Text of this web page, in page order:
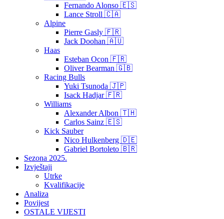
Fernando Alonso 🇪🇸
Lance Stroll 🇨🇦
Alpine
Pierre Gasly 🇫🇷
Jack Doohan 🇦🇺
Haas
Esteban Ocon 🇫🇷
Oliver Bearman 🇬🇧
Racing Bulls
Yuki Tsunoda 🇯🇵
Isack Hadjar 🇫🇷
Williams
Alexander Albon 🇹🇭
Carlos Sainz 🇪🇸
Kick Sauber
Nico Hulkenberg 🇩🇪
Gabriel Bortoleto 🇧🇷
Sezona 2025.
Izvještaji
Utrke
Kvalifikacije
Analiza
Povijest
OSTALE VIJESTI